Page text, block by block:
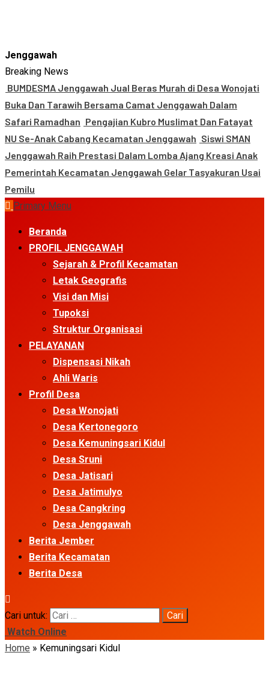
Jenggawah
Breaking News
BUMDESMA Jenggawah Jual Beras Murah di Desa Wonojati
Buka Dan Tarawih Bersama Camat Jenggawah Dalam
Safari Ramadhan Pengajian Kubro Muslimat Dan Fatayat
NU Se-Anak Cabang Kecamatan Jenggawah Siswi SMAN
Jenggawah Raih Prestasi Dalam Lomba Ajang Kreasi Anak
Pemerintah Kecamatan Jenggawah Gelar Tasyakuran Usai
Pemilu
Primary Menu
Beranda
PROFIL JENGGAWAH
Sejarah & Profil Kecamatan
Letak Geografis
Visi dan Misi
Tupoksi
Struktur Organisasi
PELAYANAN
Dispensasi Nikah
Ahli Waris
Profil Desa
Desa Wonojati
Desa Kertonegoro
Desa Kemuningsari Kidul
Desa Sruni
Desa Jatisari
Desa Jatimulyo
Desa Cangkring
Desa Jenggawah
Berita Jember
Berita Kecamatan
Berita Desa
Cari untuk:
Watch Online
Home » Kemuningsari Kidul